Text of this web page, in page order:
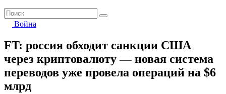
Война
FT: россия обходит санкции США
через криптовалюту — новая система
переводов уже провела операций на $6
млрд